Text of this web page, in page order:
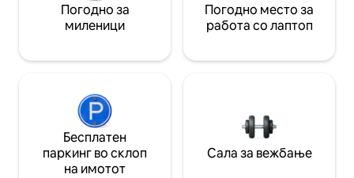
Погодно за
миленици
Погодно место за
работа со лаптоп
Бесплатен
паркинг во склоп
на имотот
Сала за вежбање